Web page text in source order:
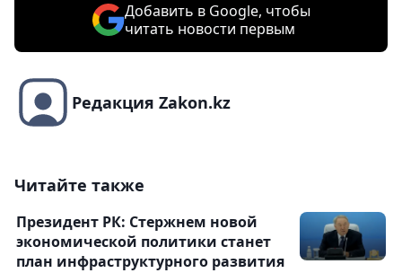
Добавить в Google, чтобы
читать новости первым
Редакция Zakon.kz
Читайте также
Президент РК: Стержнем новой
экономической политики станет
план инфраструктурного развития